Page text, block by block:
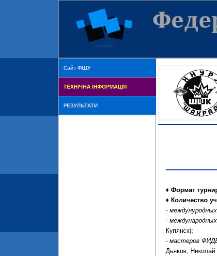
Сайт ФШУ
ТЕХНІЧНА ІНФОРМАЦІЯ
РЕЗУЛЬТАТИ
♦ Формат
♦ Количество
-
-
Купянск);
- мастеров
Дьяков, Николай